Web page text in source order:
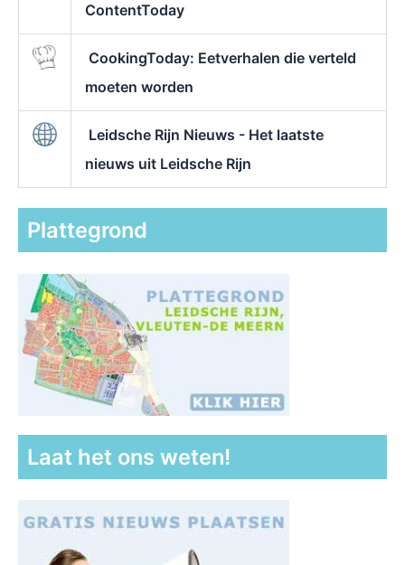
ContentToday
CookingToday: Eetverhalen die verteld
moeten worden
Leidsche Rijn Nieuws - Het laatste
nieuws uit Leidsche Rijn
Plattegrond
Laat het ons weten!